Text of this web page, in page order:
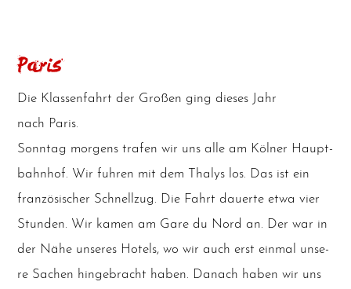
Paris
Die Klas­sen­fahrt der Gro­ßen ging die­ses Jahr
nach Paris.
Sonn­tag mor­gens tra­fen wir uns alle am Köl­ner Haupt­
bahn­hof. Wir fuh­ren mit dem Tha­lys los. Das ist ein
fran­zö­si­scher Schnell­zug. Die Fahrt dau­er­te etwa vier
Stun­den. Wir kamen am Gare du Nord an. Der war in
der Nähe unse­res Hotels, wo wir auch erst ein­mal unse­
re Sachen hin­ge­bracht haben. Danach haben wir uns